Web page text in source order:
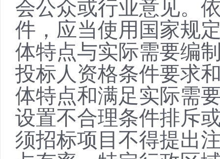
会公众或行业意见。
件，应当使用国家规
体特点与实际需要编
投标人资格条件要求
体特点和满足实际需
设置不合理条件排斥
须招标项目不得提出